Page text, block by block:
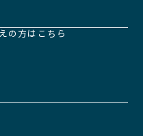
の方はこちら